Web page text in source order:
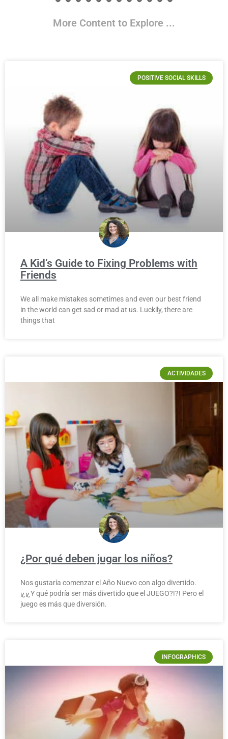
More Content to Explore ...
POSITIVE SOCIAL SKILLS
A Kid’s Guide to Fixing Problems with
Friends
We all make mistakes sometimes and even our best friend
in the world can get sad or mad at us. Luckily, there are
things that
ACTIVIDADES
¿Por qué deben jugar los niños?
Nos gustaría comenzar el Año Nuevo con algo divertido.
¡¿¡¿Y qué podría ser más divertido que el JUEGO?!?! Pero el
juego es más que diversión.
INFOGRAPHICS